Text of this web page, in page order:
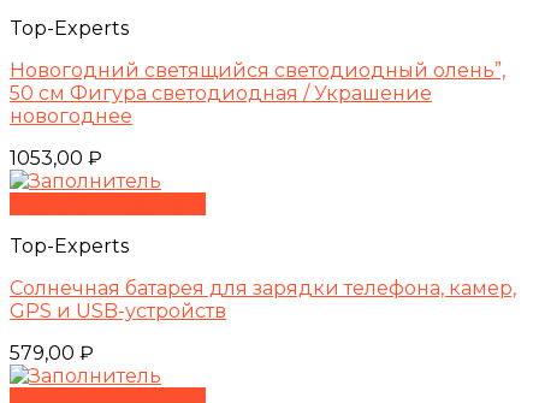
Top-Experts
Новогодний светящийся светодиодный олень”,
50 см Фигура светодиодная / Украшение
новогоднее
1053,00 ₽
Top-Experts
Солнечная батарея для зарядки телефона, камер,
GPS и USB-устройств
579,00 ₽